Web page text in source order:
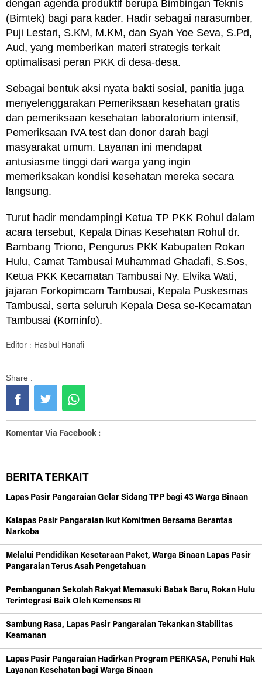
dengan agenda produktif berupa Bimbingan Teknis
(Bimtek) bagi para kader. Hadir sebagai narasumber,
Puji Lestari, S.KM, M.KM, dan Syah Yoe Seva, S.Pd,
Aud, yang memberikan materi strategis terkait
optimalisasi peran PKK di desa-desa.
Sebagai bentuk aksi nyata bakti sosial, panitia juga
menyelenggarakan Pemeriksaan kesehatan gratis
dan pemeriksaan kesehatan laboratorium intensif,
Pemeriksaan IVA test dan donor darah bagi
masyarakat umum. Layanan ini mendapat
antusiasme tinggi dari warga yang ingin
memeriksakan kondisi kesehatan mereka secara
langsung.
Turut hadir mendampingi Ketua TP PKK Rohul dalam
acara tersebut, Kepala Dinas Kesehatan Rohul dr.
Bambang Triono, Pengurus PKK Kabupaten Rokan
Hulu, Camat Tambusai Muhammad Ghadafi, S.Sos,
Ketua PKK Kecamatan Tambusai Ny. Elvika Wati,
jajaran Forkopimcam Tambusai, Kepala Puskesmas
Tambusai, serta seluruh Kepala Desa se-Kecamatan
Tambusai (Kominfo).
Editor : Hasbul Hanafi
Share :
Komentar Via Facebook :
BERITA TERKAIT
Lapas Pasir Pangaraian Gelar Sidang TPP bagi 43 Warga Binaan
Kalapas Pasir Pangaraian Ikut Komitmen Bersama Berantas
Narkoba
Melalui Pendidikan Kesetaraan Paket, Warga Binaan Lapas Pasir
Pangaraian Terus Asah Pengetahuan
Pembangunan Sekolah Rakyat Memasuki Babak Baru, Rokan Hulu
Terintegrasi Baik Oleh Kemensos RI
Sambung Rasa, Lapas Pasir Pangaraian Tekankan Stabilitas
Keamanan
Lapas Pasir Pangaraian Hadirkan Program PERKASA, Penuhi Hak
Layanan Kesehatan bagi Warga Binaan